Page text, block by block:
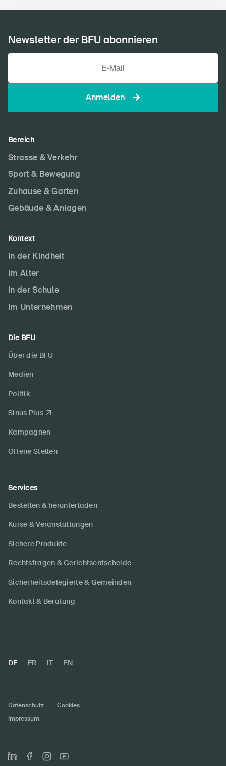
Newsletter der BFU abonnieren
Anmelden
Bereich
Strasse & Verkehr
Sport & Bewegung
Zuhause & Garten
Gebäude & Anlagen
Kontext
In der Kindheit
Im Alter
In der Schule
Im Unternehmen
Die BFU
Über die BFU
Medien
Politik
Sinus Plus
Kampagnen
Offene Stellen
Services
Bestellen & herunterladen
Kurse & Veranstaltungen
Sichere Produkte
Rechtsfragen & Gerichtsentscheide
Sicherheitsdelegierte & Gemeinden
Kontakt & Beratung
DE FR IT EN
Datenschutz
Cookies
Impressum
entdecken.